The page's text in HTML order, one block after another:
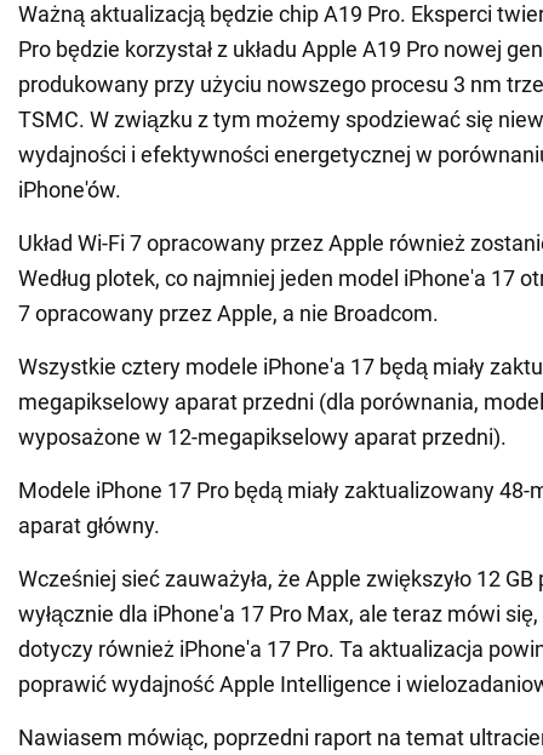
Ważną aktualizacją będzie chip A19 Pro. Eksperci
Pro będzie korzystał z układu Apple A19 Pro nowej
produkowany przy użyciu nowszego procesu 3 nm
TSMC. W związku z tym możemy spodziewać się
wydajności i efektywności energetycznej w
iPhone'ów.
Układ Wi-Fi 7 opracowany przez Apple również
Według plotek, co najmniej jeden model iPhone'a 17
7 opracowany przez Apple, a nie Broadcom.
Wszystkie cztery modele iPhone'a 17 będą miały
megapikselowy aparat przedni (dla porównania,
wyposażone w 12-megapikselowy aparat przedni).
Modele iPhone 17 Pro będą miały zaktualizowany 48-
aparat główny.
Wcześniej sieć zauważyła, że Apple zwiększyło 12
wyłącznie dla iPhone'a 17 Pro Max, ale teraz mówi
dotyczy również iPhone'a 17 Pro. Ta aktualizacja
poprawić wydajność Apple Intelligence i
Nawiasem mówiąc, poprzedni raport na temat